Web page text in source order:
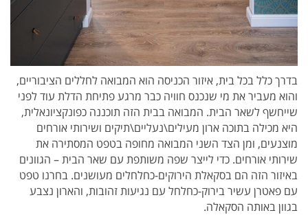
בדרך כלל בכל בית, איזור הכניסה הוא המבואה לחללים הציבוריים,
והוא מעביר את מי שנכנס חוויה כבר מרגע פתיחת הדלת עוד לפני
שייחשף לשאר הבית. המבואה בבית הזה תוכננה כפונקציונאלית,
היא מכילה בתוכה ארון מעילים\נעליים\תיקים ושירותי אורחים
מוצנעים, ומן הצד השני המבואה מחופה בטפט המסתירה את
שירותי אורחים. כדי לייצר שפה משותפת עם שאר הבית – הגוונים
באיזור הזה הם בסקאלת הירוקים-כחלחלים מעושנים. בחרנו טפט
עם פאטרן עשיר בירוק-כחלחל עם נגיעות זהובות, והארון נצבע
בגוון באותה הסקאלה.